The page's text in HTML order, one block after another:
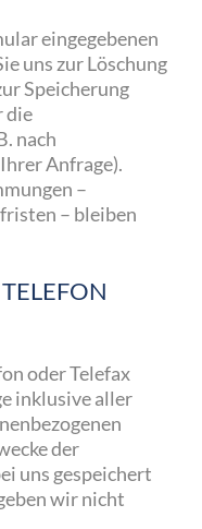
eingegebenen
uns zur Löschung
Speicherung
die
nach
Anfrage).
–
– bleiben
oder Telefax
inklusive aller
der
uns gespeichert
wir nicht